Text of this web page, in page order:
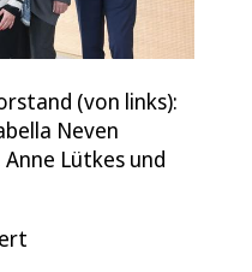
(von links):
Neven
Lütkes und